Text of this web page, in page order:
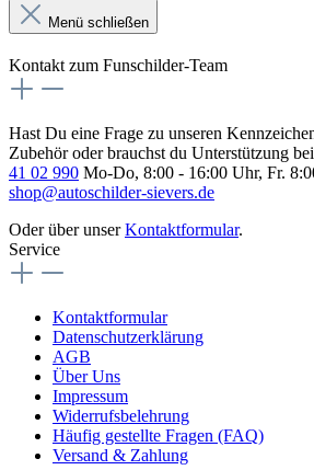
Menü schließen
Kontakt zum Funschilder-Team
Hast Du eine Frage zu unseren
Zubehör oder brauchst du Unterstützung
41 02 990 Mo-Do, 8:00 - 16:00 Uhr, Fr.
shop@autoschilder-sievers.de
Oder über unserKontaktformular.
Service
Kontaktformular
Datenschutzerklärung
AGB
Über Uns
Impressum
Widerrufsbelehrung
Häufig gestellte Fragen (FAQ)
Versand & Zahlung